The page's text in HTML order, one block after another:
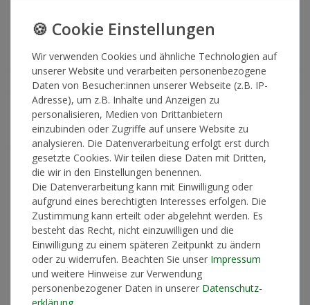
Artikelnummer 15624
GRÖSSE
19,90 €*
Lieferzeit 2-4 Werktage
In den Warenkorb
* inkl. ges. MwSt. zzgl. Versandkosten
Wir verwenden Cookies und ähnliche Technologien auf
unserer Website und verarbeiten personenbezogene
Daten von Besucher:innen unserer Webseite (z.B. IP-
Adresse), um z.B. Inhalte und Anzeigen zu
personalisieren, Medien von Drittanbietern
einzubinden oder Zugriffe auf unsere Website zu
analysieren. Die Datenverarbeitung erfolgt erst durch
gesetzte Cookies. Wir teilen diese Daten mit Dritten,
die wir in den Einstellungen benennen.
Die Datenverarbeitung kann mit Einwilligung oder
aufgrund eines berechtigten Interesses erfolgen. Die
Zustimmung kann erteilt oder abgelehnt werden. Es
besteht das Recht, nicht einzuwilligen und die
Einwilligung zu einem späteren Zeitpunkt zu ändern
oder zu widerrufen. Beachten Sie unser Impressum
und weitere Hinweise zur Verwendung
personenbezogener Daten in unserer Daten­schutz­
erklärung.